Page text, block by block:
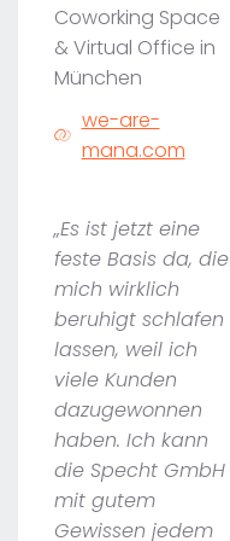
Coworking Space
& Virtual Office in
München
we-are-
mana.com
„Es ist jetzt eine
feste Basis da, die
mich wirklich
beruhigt schlafen
lassen, weil ich
viele Kunden
dazugewonnen
haben. Ich kann
die Specht GmbH
mit gutem
Gewissen jedem